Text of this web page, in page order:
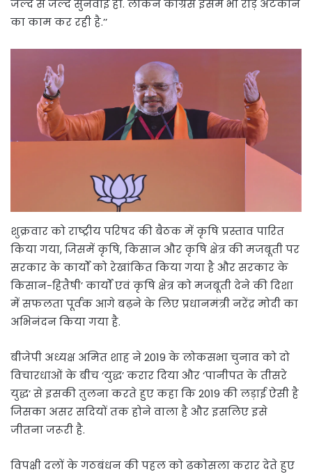
जल्द से जल्द सुनवाई हो. लेकिन कांग्रेस इसमें भी रोड़े अटकाने
का काम कर रही है.’’
शुक्रवार को राष्ट्रीय परिषद की बैठक में कृषि प्रस्ताव पारित
किया गया, जिसमें कृषि, किसान और कृषि क्षेत्र की मजबूती पर
सरकार के कार्यों को रेखांकित किया गया है और सरकार के
किसान-हितैषी’ कार्यों एवं कृषि क्षेत्र को मजबूती देने की दिशा
में सफलता पूर्वक आगे बढ़ने के लिए प्रधानमंत्री नरेंद्र मोदी का
अभिनंदन किया गया है.
बीजेपी अध्यक्ष अमित शाह ने 2019 के लोकसभा चुनाव को दो
विचारधाओं के बीच ‘युद्ध’ करार दिया और ‘पानीपत के तीसरे
युद्ध’ से इसकी तुलना करते हुए कहा कि 2019 की लड़ाई ऐसी है
जिसका असर सदियों तक होने वाला है और इसलिए इसे
जीतना जरूरी है.
विपक्षी दलों के गठबंधन की पहल को ढकोसला करार देते हुए